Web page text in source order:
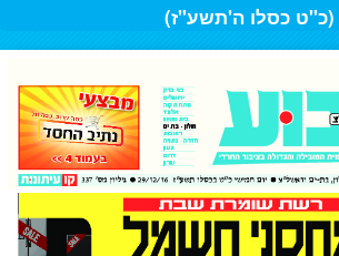
(כ"ט כסלו ה'תשע"ז)